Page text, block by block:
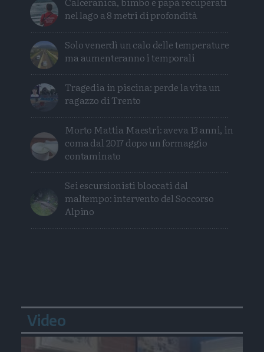
nel lago a 8 metri di profondità
Solo venerdì un calo delle temperature
ma aumenteranno i temporali
Tragedia in piscina: perde la vita un
ragazzo di Trento
Morto Mattia Maestri: aveva 13 anni, in
coma dal 2017 dopo un formaggio
contaminato
Sei escursionisti bloccati dal
maltempo: intervento del Soccorso
Alpino
Video